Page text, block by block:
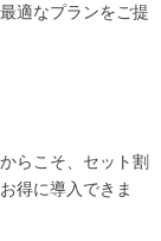
適なプランをご提
らこそ、セット割
得に導入できま